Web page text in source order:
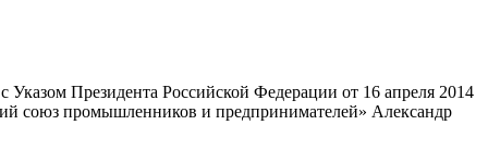
Президента Российской Федерации от 16 апреля 2014
союз промышленников и предпринимателей» Александр